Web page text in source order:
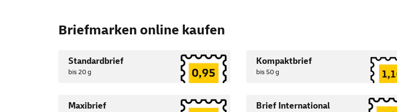
Briefmarken online kaufen
Standardbrief
bis 20 g
Kompaktbrief
bis 50 g
Maxibrief Brief International